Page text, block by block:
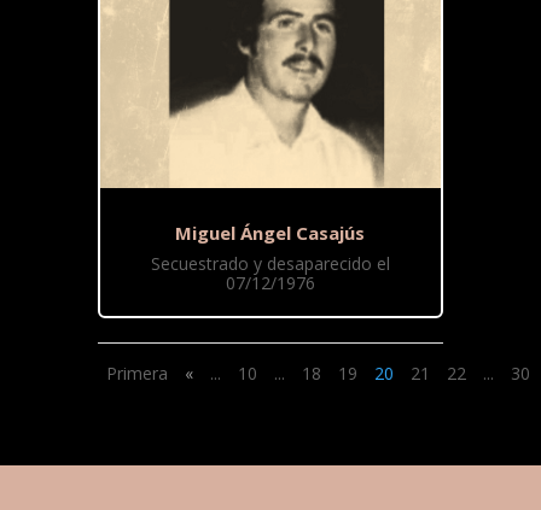
Miguel Ángel Casajús
Secuestrado y desaparecido el
07/12/1976
Primera « ... 10 ... 18 19 20 21 22 ... 30